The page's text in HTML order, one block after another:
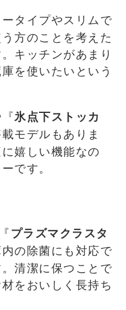
タイプやスリムで
方のことを考えた
キッチンがあまり
を使いたいという
氷点下ストッカ
モデルもありま
嬉しい機能なの
です。
プラズマクラスタ
の除菌にも対応で
清潔に保つことで
をおいしく長持ち